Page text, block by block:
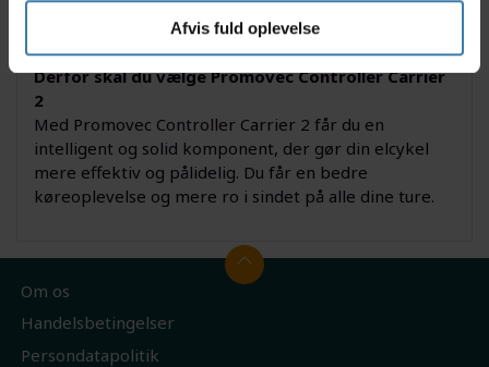
Afvis fuld oplevelse
komfort på cyklen.
Derfor skal du vælge Promovec Controller Carrier
2
Med Promovec Controller Carrier 2 får du en
intelligent og solid komponent, der gør din elcykel
mere effektiv og pålidelig. Du får en bedre
køreoplevelse og mere ro i sindet på alle dine ture.
Om os
Handelsbetingelser
Persondatapolitik